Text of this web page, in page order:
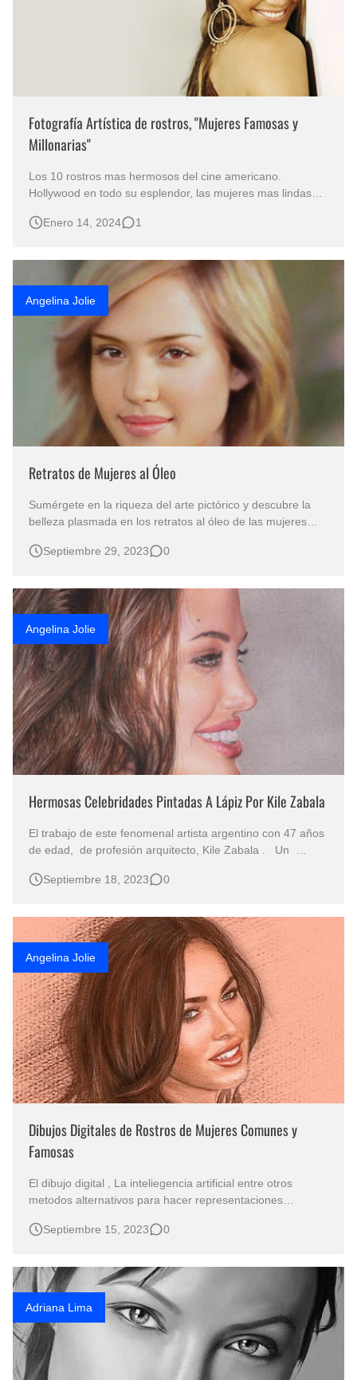
Fotografía Artística de rostros, "Mujeres Famosas y
Millonarias"
Los 10 rostros mas hermosos del cine americano.
Hollywood en todo su esplendor, las mujeres mas lindas
industria cinematográficas de Hollywood Los rostros mas
Artística de Rost…
Enero 14, 2024 1
Angelina Jolie
Retratos de Mujeres al Óleo
Sumérgete en la riqueza del arte pictórico y descubre la
belleza plasmada en los retratos al óleo de las mujeres
Yakov Dedyk. Este maestro del pincel ha elegido rostros
deleitarnos con su…
Septiembre 29, 2023 0
Angelina Jolie
Hermosas Celebridades Pintadas A Lápiz Por Kile Zabala
El trabajo de este fenomenal artista argentino con 47 años
de edad, de profesión arquitecto, Kile Zabala . Un
pasión. Sus fascinantes dibujos figurativos los pinta sobre
producto de s…
Septiembre 18, 2023 0
Angelina Jolie
Dibujos Digitales de Rostros de Mujeres Comunes y
Famosas
El dibujo digital , La inteliegencia artificial entre otros
metodos alternativos para hacer representaciones
admiradores del arte contemporáneo. El arte Digital de
Rost…
Septiembre 15, 2023 0
Adriana Lima